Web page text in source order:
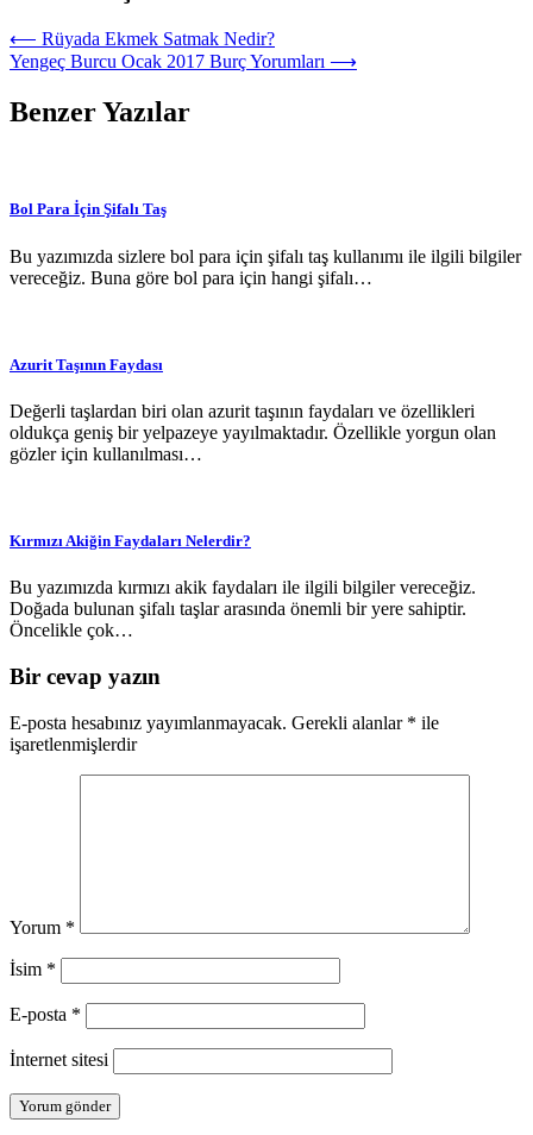
⟵ Rüyada Ekmek Satmak Nedir?
Yengeç Burcu Ocak 2017 Burç Yorumları ⟶
Benzer Yazılar
Bol Para İçin Şifalı Taş
Bu yazımızda sizlere bol para için şifalı taş kullanımı ile ilgili bilgiler
vereceğiz. Buna göre bol para için hangi şifalı…
Azurit Taşının Faydası
Değerli taşlardan biri olan azurit taşının faydaları ve özellikleri
oldukça geniş bir yelpazeye yayılmaktadır. Özellikle yorgun olan
gözler için kullanılması…
Kırmızı Akiğin Faydaları Nelerdir?
Bu yazımızda kırmızı akik faydaları ile ilgili bilgiler vereceğiz.
Doğada bulunan şifalı taşlar arasında önemli bir yere sahiptir.
Öncelikle çok…
Bir cevap yazın
E-posta hesabınız yayımlanmayacak. Gerekli alanlar * ile
işaretlenmişlerdir
Yorum *
İsim *
E-posta *
İnternet sitesi